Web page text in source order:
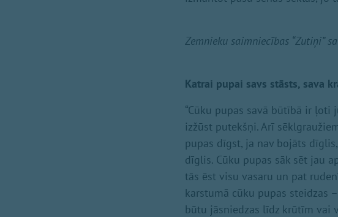
Zemnieku saimniecības “Zutiņi”
Katrai pupai savs stāsts, sava
“Cūku pupas savā būtībā ir
izžūst putekšņi. Arī
pupas dīgst, ja nav bojāts
dīglis. Cūku pupas sāk sēt jau
tās ēst visu vasaru un pat
karstumā cūku pupas steidzas
būtu jāsniedzas līdz krūtīm vai